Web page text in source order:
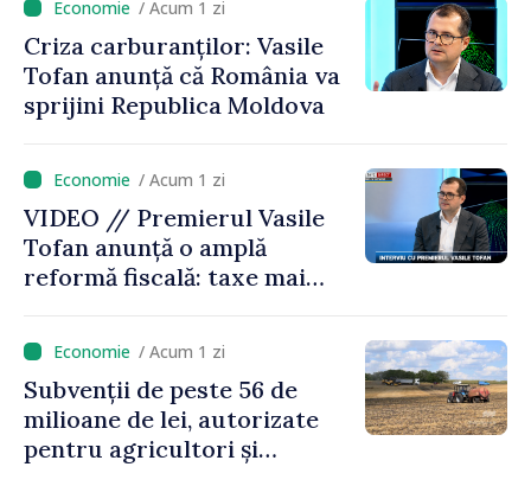
/ Acum 1 zi
Criza carburanților: Vasile
Tofan anunță că România va
sprijini Republica Moldova
/ Acum 1 zi
VIDEO // Premierul Vasile
Tofan anunță o amplă
reformă fiscală: taxe mai
mari pentru bănci, tutun și
jocurile de noroc
/ Acum 1 zi
Subvenții de peste 56 de
milioane de lei, autorizate
pentru agricultori și